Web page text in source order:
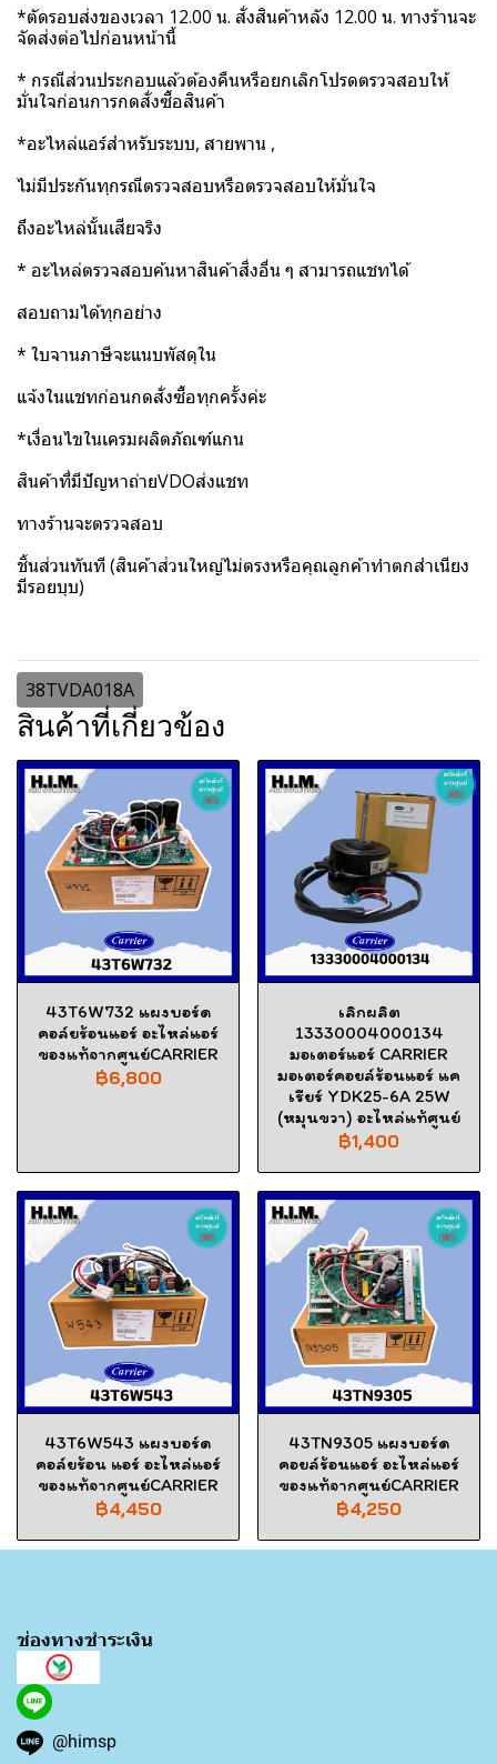
*ตัดรอบส่งของเวลา 12.00 น. สั่งสินค้าหลัง 12.00 น. ทางร้านจะ
จัดส่งต่อไปก่อนหน้านี้
* กรณีส่วนประกอบแล้วต้องคืนหรือยกเลิกโปรดตรวจสอบให้
มั่นใจก่อนการกดสั่งซื้อสินค้า
*อะไหล่แอร์สำหรับระบบ, สายพาน ,
ไม่มีประกันทุกรณีตรวจสอบหรือตรวจสอบให้มั่นใจ
ถึงอะไหล่นั้นเสียจริง
* อะไหล่ตรวจสอบค้นหาสินค้าสิ่งอื่น ๆ สามารถแชทได้
สอบถามได้ทุกอย่าง
* ใบจานภาษีจะแนบพัสดุใน
แจ้งในแชทก่อนกดสั่งซื้อทุกครั้งค่ะ
*เงื่อนไขในเครมผลิตภัณฑ์แกน
สินค้าที่มีปัญหาถ่ายVDOส่งแชท
ทางร้านจะตรวจสอบ
ชิ้นส่วนทันที (สินค้าส่วนใหญ่ไม่ตรงหรือคุณลูกค้าทำตกสำเนียง
มีรอยบุบ)
38TVDA018A
สินค้าที่เกี่ยวข้อง
43T6W732 แผงบอร์ด
คอล์ยร้อนแอร์ อะไหล่แอร์
ของแท้จากศูนย์CARRIER
฿6,800
เลิกผลิต
13330004000134
มอเตอร์แอร์ CARRIER
มอเตอร์คอยล์ร้อนแอร์ แค
เรียร์ YDK25-6A 25W
(หมุนขวา) อะไหล่แท้ศูนย์
฿1,400
43T6W543 แผงบอร์ด
คอล์ยร้อน แอร์ อะไหล่แอร์
ของแท้จากศูนย์CARRIER
฿4,450
43TN9305 แผงบอร์ด
คอยล์ร้อนแอร์ อะไหล่แอร์
ของแท้จากศูนย์CARRIER
฿4,250
ช่องทางชำระเงิน
@himsp